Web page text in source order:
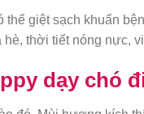
giệt sạch khuẩn
thời tiết nóng nực,
dạy chó